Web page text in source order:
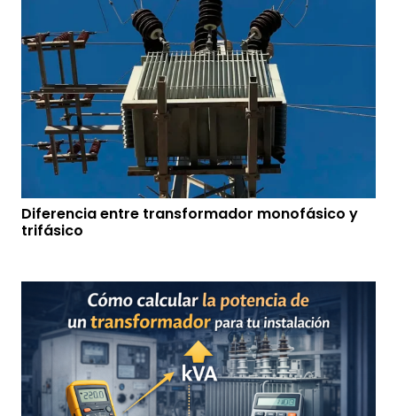
Diferencia entre transformador monofásico y
trifásico